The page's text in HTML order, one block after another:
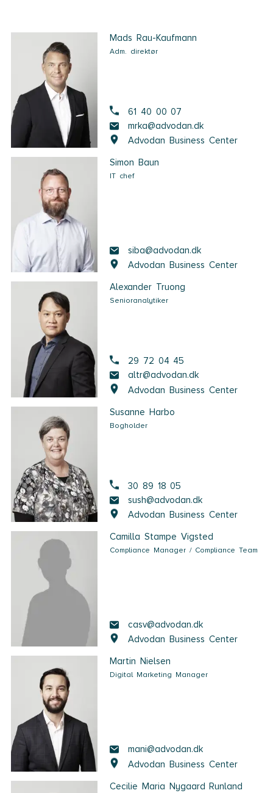
Mads Rau-Kaufmann
Adm. direktør
61 40 00 07
mrka@advodan.dk
Advodan Business Center
Simon Baun
IT chef
siba@advodan.dk
Advodan Business Center
Alexander Truong
Senioranalytiker
29 72 04 45
altr@advodan.dk
Advodan Business Center
Susanne Harbo
Bogholder
30 89 18 05
sush@advodan.dk
Advodan Business Center
Camilla Stampe Vigsted
Compliance Manager / Compliance Team
casv@advodan.dk
Advodan Business Center
Martin Nielsen
Digital Marketing Manager
mani@advodan.dk
Advodan Business Center
Cecilie Maria Nygaard Runland